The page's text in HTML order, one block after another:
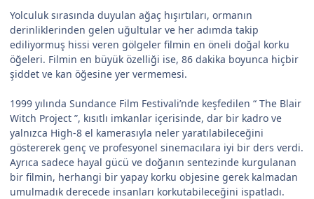
Yolculuk sırasında duyulan ağaç hışırtıları, ormanın
derinliklerinden gelen uğultular ve her adımda takip
ediliyormuş hissi veren gölgeler filmin en öneli doğal korku
öğeleri. Filmin en büyük özelliği ise, 86 dakika boyunca hiçbir
şiddet ve kan öğesine yer vermemesi.
1999 yılında Sundance Film Festivali’nde keşfedilen “ The Blair
Witch Project ”, kısıtlı imkanlar içerisinde, dar bir kadro ve
yalnızca High-8 el kamerasıyla neler yaratılabileceğini
göstererek genç ve profesyonel sinemacılara iyi bir ders verdi.
Ayrıca sadece hayal gücü ve doğanın sentezinde kurgulanan
bir filmin, herhangi bir yapay korku objesine gerek kalmadan
umulmadık derecede insanları korkutabileceğini ispatladı.